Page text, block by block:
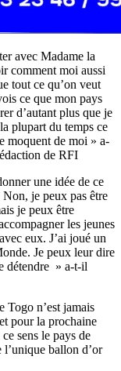
avec Madame la
comment moi aussi
tout ce qu’on veut
ce que mon pays
d’autant plus que je
plupart du temps ce
moquent de moi » a-
de RFI
une idée de ce
je peux pas être
je peux être
les jeunes
eux. J’ai joué un
Je peux leur dire
détendre » a-t-il
Togo n’est jamais
pour la prochaine
sens le pays de
ballon d’or